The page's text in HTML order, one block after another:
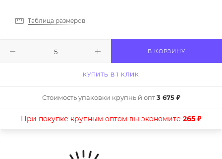
Таблица размеров
В КОРЗИНУ
КУПИТЬ В 1 КЛИК
Стоимость упаковки крупный опт3 675 ₽
При покупке крупным оптом вы экономите 265 ₽